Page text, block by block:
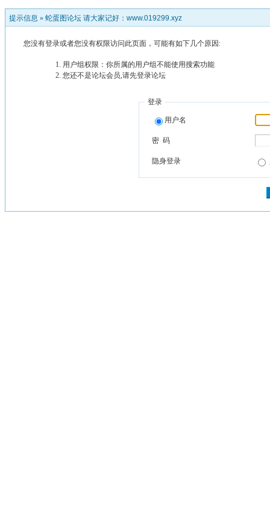
提示信息 » 蛇蛋图论坛 请大家记好：www.019299.xyz
您没有登录或者您没有权限访问此页面，可能有如下几个原因:
用户组权限：你所属的用户组不能使用搜索功能
您还不是论坛会员,请先登录论坛
登录
用户名
密 码
隐身登录